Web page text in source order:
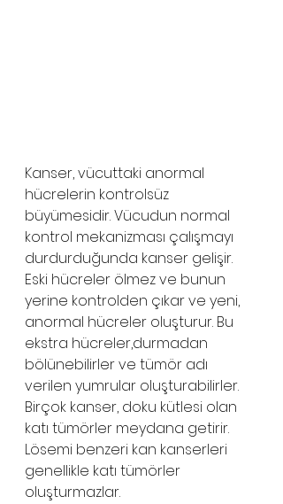
Kanser, vücuttaki anormal
hücrelerin kontrolsüz
büyümesidir. Vücudun normal
kontrol mekanizması çalışmayı
durdurduğunda kanser gelişir.
Eski hücreler ölmez ve bunun
yerine kontrolden çıkar ve yeni,
anormal hücreler oluşturur. Bu
ekstra hücreler,durmadan
bölünebilirler ve tümör adı
verilen yumrular oluşturabilirler.
Birçok kanser, doku kütlesi olan
katı tümörler meydana getirir.
Lösemi benzeri kan kanserleri
genellikle katı tümörler
oluşturmazlar.